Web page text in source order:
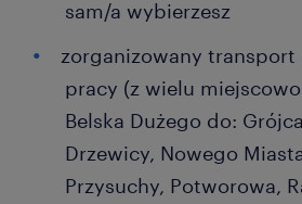
sam/a wybierzesz
zorganizowany transport
pracy (z wielu
Belska Dużego do:
Drzewicy, Nowego
Przysuchy, Potworowa,